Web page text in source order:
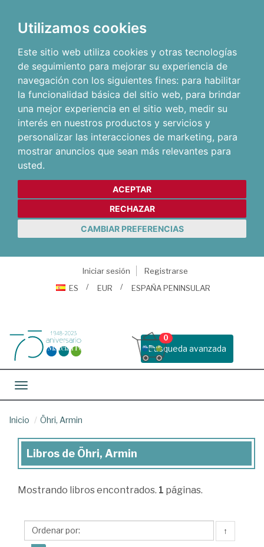
Utilizamos cookies
Este sitio web utiliza cookies y otras tecnologías
de seguimiento para mejorar su experiencia de
navegación con los siguientes fines: para habilitar
la funcionalidad básica del sitio web, para brindar
una mejor experiencia en el sitio web, medir su
interés en nuestros productos y servicios y
personalizar las interacciones de marketing, para
mostrar anuncios que sean más relevantes para
usted.
ACEPTAR
RECHAZAR
CAMBIAR PREFERENCIAS
Iniciar sesión
Registrarse
ES
EUR ESPAÑA PENINSULAR
Busqueda avanzada
0
Toggle navigation
Inicio Öhri, Armin
Libros
Öhri,
Libros de Öhri, Armin
Mostrando libros encontrados. 1 páginas.
↑